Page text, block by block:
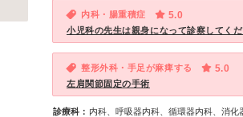
内科・腸重積症 5.0
小児科の先生は親身になって診察してくだ
整形外科・手足が麻痺する 5.0
左肩関節固定の手術
診療科： 内科、呼吸器内科、循環器内科、消